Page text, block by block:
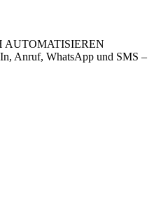
Anruf, WhatsApp und SMS –